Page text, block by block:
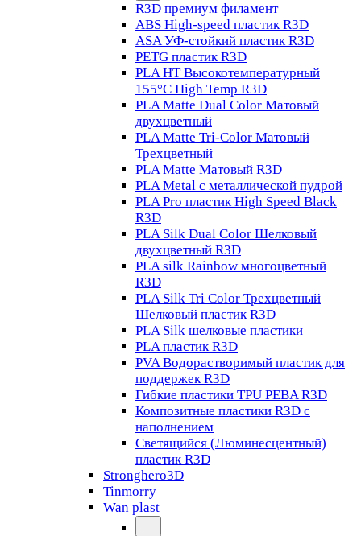
R3D премиум филамент
ABS High-speed пластик R3D
ASA УФ-стойкий пластик R3D
PETG пластик R3D
PLA HT Высокотемпературный
155°C High Temp R3D
PLA Matte Dual Color Матовый
двухцветный
PLA Matte Tri-Color Матовый
Трехцветный
PLA Matte Матовый R3D
PLA Metal с металлической пудрой
PLA Pro пластик High Speed Black
R3D
PLA Silk Dual Color Шелковый
двухцветный R3D
PLA silk Rainbow многоцветный
R3D
PLA Silk Tri Color Трехцветный
Шелковый пластик R3D
PLA Silk шелковые пластики
PLA пластик R3D
PVA Водорастворимый пластик для
поддержек R3D
Гибкие пластики TPU PEBA R3D
Композитные пластики R3D с
наполнением
Светящийся (Люминесцентный)
пластик R3D
Stronghero3D
Tinmorry
Wan plast